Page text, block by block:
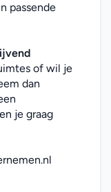
passende
of wil je
dan
je graag